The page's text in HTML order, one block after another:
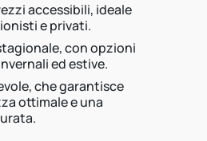
accessibili, ideale
e privati.
con opzioni
ed estive.
che garantisce
ottimale e una